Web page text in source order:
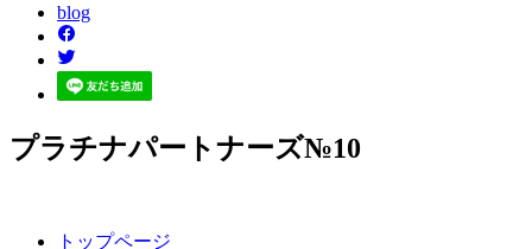
blog
プラチナパートナーズ№10
トップページ